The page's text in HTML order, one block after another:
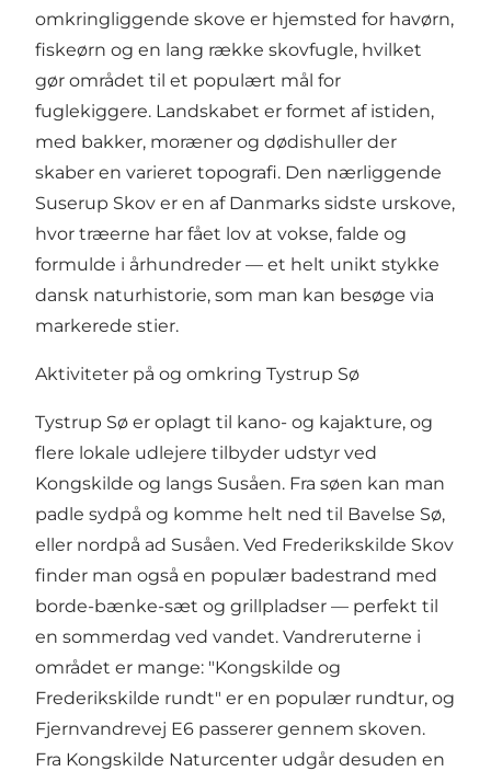
omkringliggende skove er hjemsted for havørn,
fiskeørn og en lang række skovfugle, hvilket
gør området til et populært mål for
fuglekiggere. Landskabet er formet af istiden,
med bakker, moræner og dødishuller der
skaber en varieret topografi. Den nærliggende
Suserup Skov er en af Danmarks sidste urskove,
hvor træerne har fået lov at vokse, falde og
formulde i århundreder — et helt unikt stykke
dansk naturhistorie, som man kan besøge via
markerede stier.
Aktiviteter på og omkring Tystrup Sø
Tystrup Sø er oplagt til kano- og kajakture, og
flere lokale udlejere tilbyder udstyr ved
Kongskilde og langs Susåen. Fra søen kan man
padle sydpå og komme helt ned til Bavelse Sø,
eller nordpå ad Susåen. Ved Frederikskilde Skov
finder man også en populær badestrand med
borde-bænke-sæt og grillpladser — perfekt til
en sommerdag ved vandet. Vandreruterne i
området er mange: "Kongskilde og
Frederikskilde rundt" er en populær rundtur, og
Fjernvandrevej E6 passerer gennem skoven.
Fra Kongskilde Naturcenter udgår desuden en